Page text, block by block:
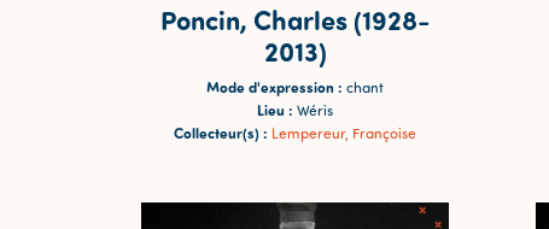
Poncin, Charles (1928-
2013)
Mode d'expression : chant
Lieu : Wéris
Collecteur(s) : Lempereur, Françoise